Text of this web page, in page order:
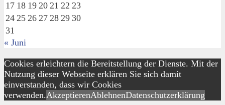
17 18 19 20 21 22 23
24 25 26 27 28 29 30
31
« Juni
Cookies erleichtern die Bereitstellung der Dienste. Mit der
Nutzung dieser Webseite erklären Sie sich damit
einverstanden, dass wir Cookies
verwenden.AkzeptierenAblehnenDatenschutzerklärung